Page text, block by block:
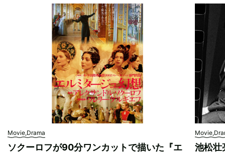
Movie,Drama
ソクーロフが90分ワンカットで描いた『エ
池松壮